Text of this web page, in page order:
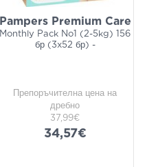
Pampers Premium Care
Monthly Pack Νο1 (2-5kg) 156
бр (3x52 бр) -
Препоръчителна цена на
дребно
37,99€
34,57€